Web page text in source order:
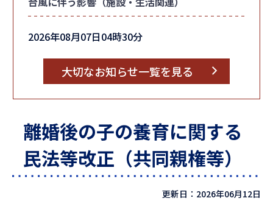
2026年08月07日04時30分
大切なお知らせ一覧を見る
離婚後の子の養育に関する
民法等改正（共同親権等）
更新日：2026年06月12日